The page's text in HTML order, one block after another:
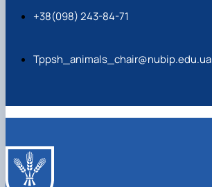
+38(098) 243-84-71
Tppsh_animals_chair@nubip.edu.ua